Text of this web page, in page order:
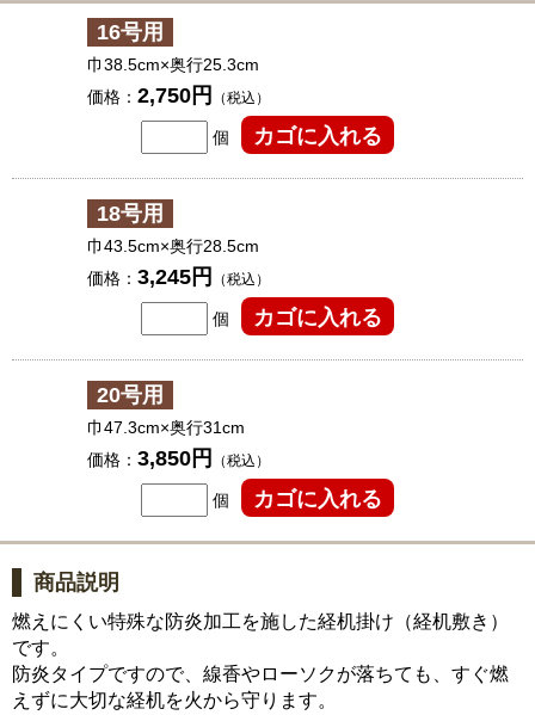
16号用
巾38.5cm×奥行25.3cm
価格： 2,750円 （税込）
個
18号用
巾43.5cm×奥行28.5cm
価格： 3,245円 （税込）
個
20号用
巾47.3cm×奥行31cm
価格： 3,850円 （税込）
個
商品説明
燃えにくい特殊な防炎加工を施した経机掛け（経机敷き）
です。
防炎タイプですので、線香やローソクが落ちても、すぐ燃
えずに大切な経机を火から守ります。